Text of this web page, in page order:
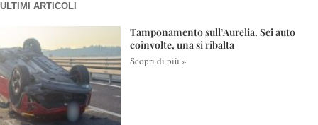
ULTIMI ARTICOLI
Tamponamento sull’Aurelia. Sei auto
coinvolte, una si ribalta
Scopri di più »